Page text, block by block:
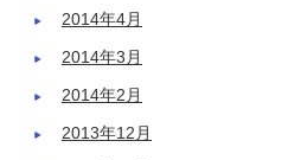
2014年4月
2014年3月
2014年2月
2013年12月